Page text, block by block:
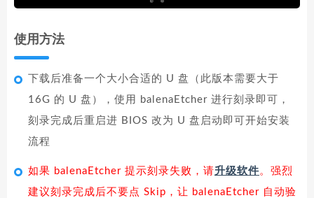
使用方法
下载后准备一个大小合适的 U 盘（此版本需要大于
16G 的 U 盘），使用 balenaEtcher 进行刻录即可，
刻录完成后重启进 BIOS 改为 U 盘启动即可开始安装
流程
如果 balenaEtcher 提示刻录失败，请升级软件。强烈
建议刻录完成后不要点 Skip，让 balenaEtcher 自动验